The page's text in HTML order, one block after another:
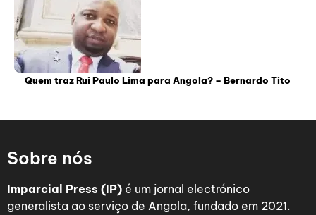
Quem traz Rui Paulo Lima para Angola? – Bernardo Tito
Sobre nós
Imparcial Press (IP) é um jornal electrónico
generalista ao serviço de Angola, fundado em 2021.